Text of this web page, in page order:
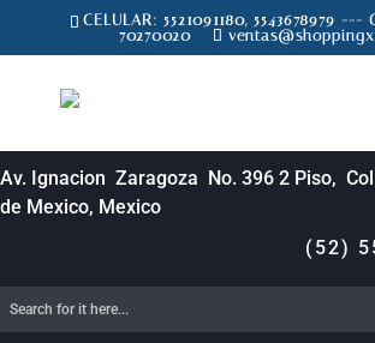
CELULAR: 5521091180, 5543678979 ---
70270020
Av. Ignacion Zaragoza No. 396 2 Piso,
de Mexico, Mexico
(52)